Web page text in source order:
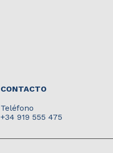
CONTACTO
Teléfono
+34 919 555 475